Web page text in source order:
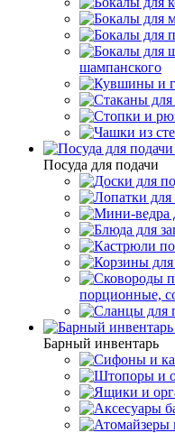
шампанского
Посуда для подачи
порционные,
Барный инвентарь